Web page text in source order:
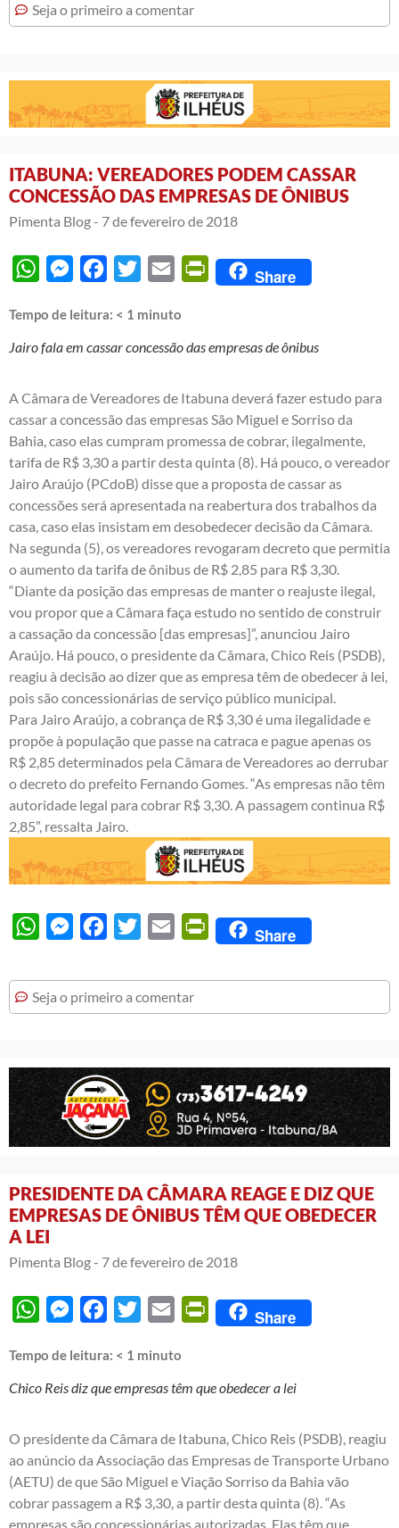
Seja o primeiro a comentar
ITABUNA: VEREADORES PODEM CASSAR
CONCESSÃO DAS EMPRESAS DE ÔNIBUS
Pimenta Blog - 7 de fevereiro de 2018
WhatsAppMessengerFacebook
Twitter Email PrintFriendly
Share
Tempo de leitura: < 1 minuto
Jairo fala em cassar concessão das empresas de ônibus
A Câmara de Vereadores de Itabuna deverá fazer estudo para
cassar a concessão das empresas São Miguel e Sorriso da
Bahia, caso elas cumpram promessa de cobrar, ilegalmente,
tarifa de R$ 3,30 a partir desta quinta (8). Há pouco, o vereador
Jairo Araújo (PCdoB) disse que a proposta de cassar as
concessões será apresentada na reabertura dos trabalhos da
casa, caso elas insistam em desobedecer decisão da Câmara.
Na segunda (5), os vereadores revogaram decreto que permitia
o aumento da tarifa de ônibus de R$ 2,85 para R$ 3,30.
“Diante da posição das empresas de manter o reajuste ilegal,
vou propor que a Câmara faça estudo no sentido de construir
a cassação da concessão [das empresas]”, anunciou Jairo
Araújo. Há pouco, o presidente da Câmara, Chico Reis (PSDB),
reagiu à decisão ao dizer que as empresa têm de obedecer à lei,
pois são concessionárias de serviço público municipal.
Para Jairo Araújo, a cobrança de R$ 3,30 é uma ilegalidade e
propõe à população que passe na catraca e pague apenas os
R$ 2,85 determinados pela Câmara de Vereadores ao derrubar
o decreto do prefeito Fernando Gomes. “As empresas não têm
autoridade legal para cobrar R$ 3,30. A passagem continua R$
2,85”, ressalta Jairo.
WhatsAppMessengerFacebook
Twitter Email PrintFriendly
Share
Seja o primeiro a comentar
PRESIDENTE DA CÂMARA REAGE E DIZ QUE
EMPRESAS DE ÔNIBUS TÊM QUE OBEDECER
A LEI
Pimenta Blog - 7 de fevereiro de 2018
WhatsAppMessengerFacebook
Twitter Email PrintFriendly
Share
Tempo de leitura: < 1 minuto
Chico Reis diz que empresas têm que obedecer a lei
O presidente da Câmara de Itabuna, Chico Reis (PSDB), reagiu
ao anúncio da Associação das Empresas de Transporte Urbano
(AETU) de que São Miguel e Viação Sorriso da Bahia vão
cobrar passagem a R$ 3,30, a partir desta quinta (8) . “As
empresas são concessionárias autorizadas. Elas têm que